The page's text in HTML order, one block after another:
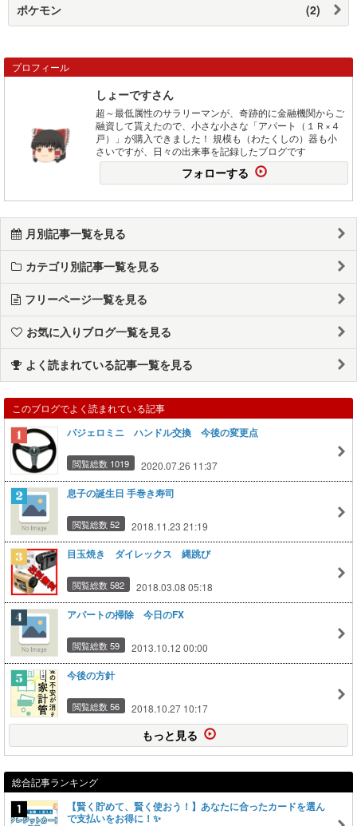
ポケモン (2)
プロフィール
しょーですさん
超～最低属性のサラリーマンが、奇跡的に金融機関からご
融資して貰えたので、小さな小さな「アパート（１Ｒ×４
戸）」が購入できました！ 規模も（わたくしの）器も小
さいですが、日々の出来事を記録したブログです
フォローする
月別記事一覧を見る
カテゴリ別記事一覧を見る
フリーページ一覧を見る
お気に入りブログ一覧を見る
よく読まれている記事一覧を見る
このブログでよく読まれている記事
パジェロミニ ハンドル交換 今後の変更点
閲覧総数 1019 2020.07.26 11:37
息子の誕生日 手巻き寿司
閲覧総数 52 2018.11.23 21:19
目玉焼き ダイレックス 縄跳び
閲覧総数 582 2018.03.08 05:18
アパートの掃除 今日のFX
閲覧総数 59 2013.10.12 00:00
今後の方針
閲覧総数 56 2018.10.27 10:17
もっと見る
総合記事ランキング
【賢く貯めて、賢く使おう！】あなたに合ったカードを選ん
で支払いをお得に！✨